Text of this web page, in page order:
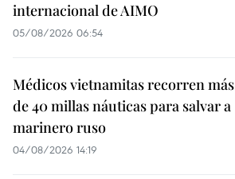
internacional de AIMO
05/08/2026 06:54
Médicos vietnamitas recorren más
de 40 millas náuticas para salvar a
marinero ruso
04/08/2026 14:19